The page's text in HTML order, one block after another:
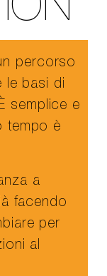
percorso
le basi di
semplice e
tempo è
a
facendo
per
al